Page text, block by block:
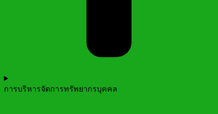
การบริหารจัดการทรัพยากรบุคคล